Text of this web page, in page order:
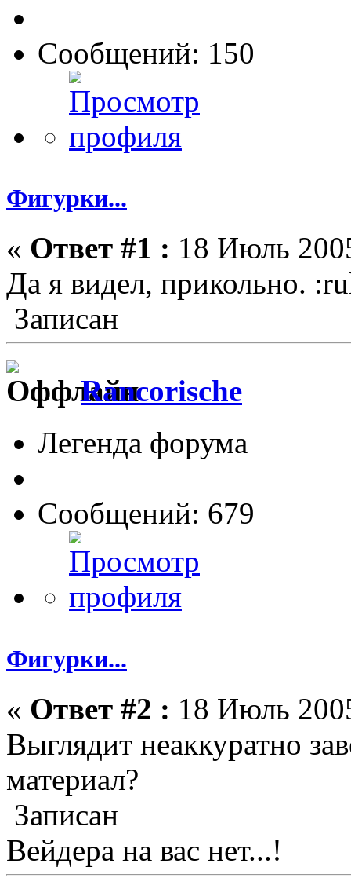
Сообщений: 150
Фигурки...
« Ответ #1 : 18 Июль
Да я видел, прикольно.
Записан
Rancorische
Легенда форума
Сообщений: 679
Фигурки...
« Ответ #2 : 18 Июль
Выглядит неаккуратно
материал?
Записан
Вейдера на вас нет...!